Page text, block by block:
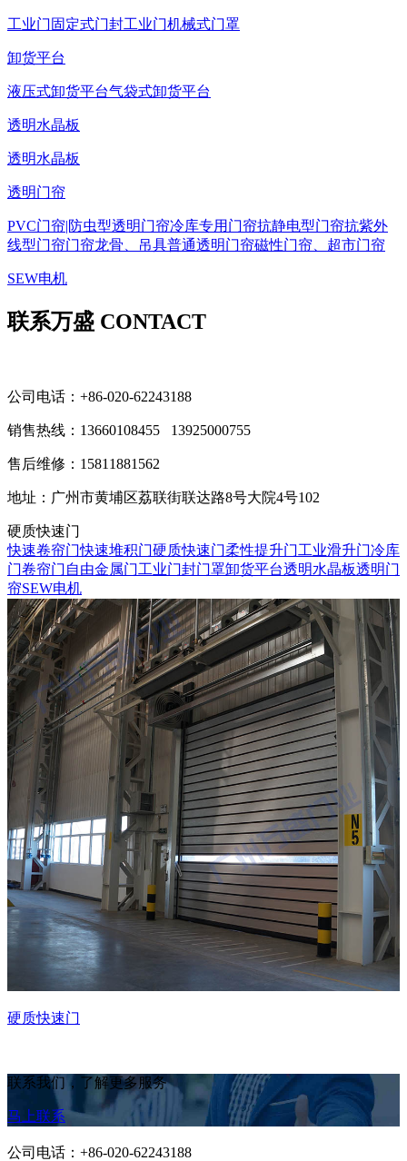
工业门固定式门封工业门机械式门罩
卸货平台
液压式卸货平台气袋式卸货平台
透明水晶板
透明水晶板
透明门帘
PVC门帘|防虫型透明门帘冷库专用门帘抗静电型门帘抗紫外
线型门帘门帘龙骨、吊具普通透明门帘磁性门帘、超市门帘
SEW电机
联系万盛 CONTACT
公司电话：+86-020-62243188
销售热线： 13660108455 13925000755
售后维修：15811881562
地址：广州市黄埔区荔联街联达路8号大院4号102
硬质快速门
快速卷帘门快速堆积门硬质快速门柔性提升门工业滑升门冷库
门卷帘门 自由金属门工业门封门罩卸货平台透明水晶板透明门
帘SEW电机
硬质快速门
联系我们，了解更多服务
马上联系
公司电话：+86-020-62243188